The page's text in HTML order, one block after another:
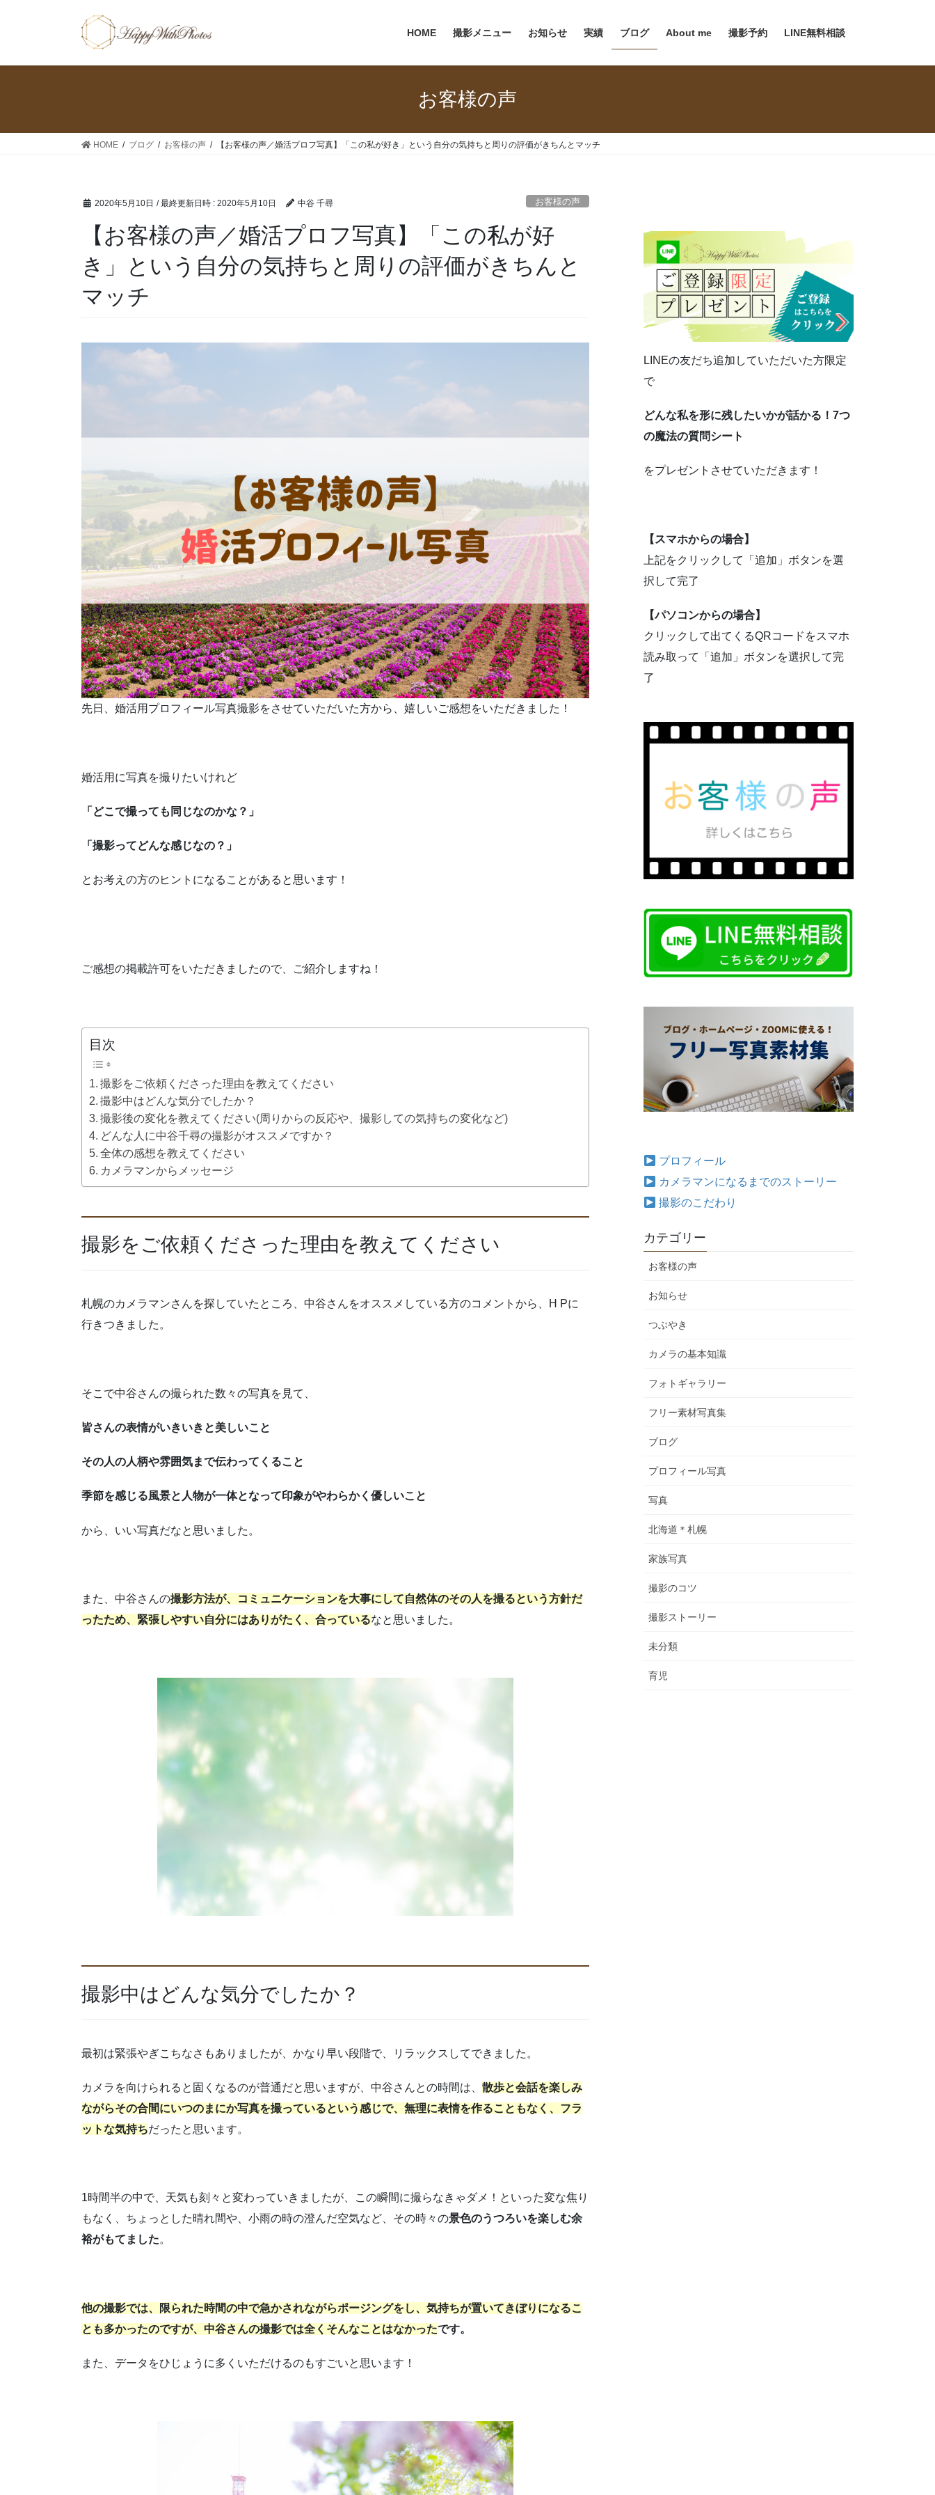
HOME 撮影メニュー お知らせ 実績 ブログ About me 撮影予約 LINE無料相談
お客様の声
HOME ブログ お客様の声 【お客様の声／婚活プロフ写真】「この私が好き」という自分の気持ちと周りの評価がきちんとマッチ
2020年5月10日 / 最終更新日時 : 2020年5月10日 中谷 千尋 お客様の声
【お客様の声／婚活プロフ写真】「この私が好
き」という自分の気持ちと周りの評価がきちんと
マッチ
先日、婚活用プロフィール写真撮影をさせていただいた方から、嬉しいご感想をいただきました！
婚活用に写真を撮りたいけれど
「どこで撮っても同じなのかな？」
「撮影ってどんな感じなの？」
とお考えの方のヒントになることがあると思います！
ご感想の掲載許可をいただきましたので、ご紹介しますね！
目次
撮影をご依頼くださった理由を教えてください
撮影中はどんな気分でしたか？
撮影後の変化を教えてください(周りからの反応や、撮影しての気持ちの変化など)
どんな人に中谷千尋の撮影がオススメですか？
全体の感想を教えてください
カメラマンからメッセージ
撮影をご依頼くださった理由を教えてください
札幌のカメラマンさんを探していたところ、中谷さんをオススメしている方のコメントから、H Pに
行きつきました。
そこで中谷さんの撮られた数々の写真を見て、
皆さんの表情がいきいきと美しいこと
その人の人柄や雰囲気まで伝わってくること
季節を感じる風景と人物が一体となって印象がやわらかく優しいこと
から、いい写真だなと思いました。
また、中谷さんの撮影方法が、コミュニケーションを大事にして自然体のその人を撮るという方針だ
ったため、緊張しやすい自分にはありがたく、合っているなと思いました。
撮影中はどんな気分でしたか？
最初は緊張やぎこちなさもありましたが、かなり早い段階で、リラックスしてできました。
カメラを向けられると固くなるのが普通だと思いますが、中谷さんとの時間は、 散歩と会話を楽しみ
ながらその合間にいつのまにか写真を撮っているという感じで、無理に表情を作ることもなく、フラ
ットな気持ちだったと思います。
1時間半の中で、天気も刻々と変わっていきましたが、この瞬間に撮らなきゃダメ！といった変な焦り
もなく、ちょっとした晴れ間や、小雨の時の澄んだ空気など、その時々の景色のうつろいを楽しむ余
裕がもてました。
他の撮影では、限られた時間の中で急かされながらポージングをし、気持ちが置いてきぼりになるこ
とも多かったのですが、中谷さんの撮影では全くそんなことはなかったです。
また、データをひじょうに多くいただけるのもすごいと思います！
LINEの友だち追加していただいた方限定
で
どんな私を形に残したいかが話かる！7つ
の魔法の質問シート
をプレゼントさせていただきます！
【スマホからの場合】
上記をクリックして「追加」ボタンを選
択して完了
【パソコンからの場合】
クリックして出てくるQRコードをスマホ
読み取って「追加」ボタンを選択して完
了
プロフィール
カメラマンになるまでのストーリー
撮影のこだわり
カテゴリー
お客様の声
お知らせ
つぶやき
カメラの基本知識
フォトギャラリー
フリー素材写真集
ブログ
プロフィール写真
写真
北海道＊札幌
家族写真
撮影のコツ
撮影ストーリー
未分類
育児